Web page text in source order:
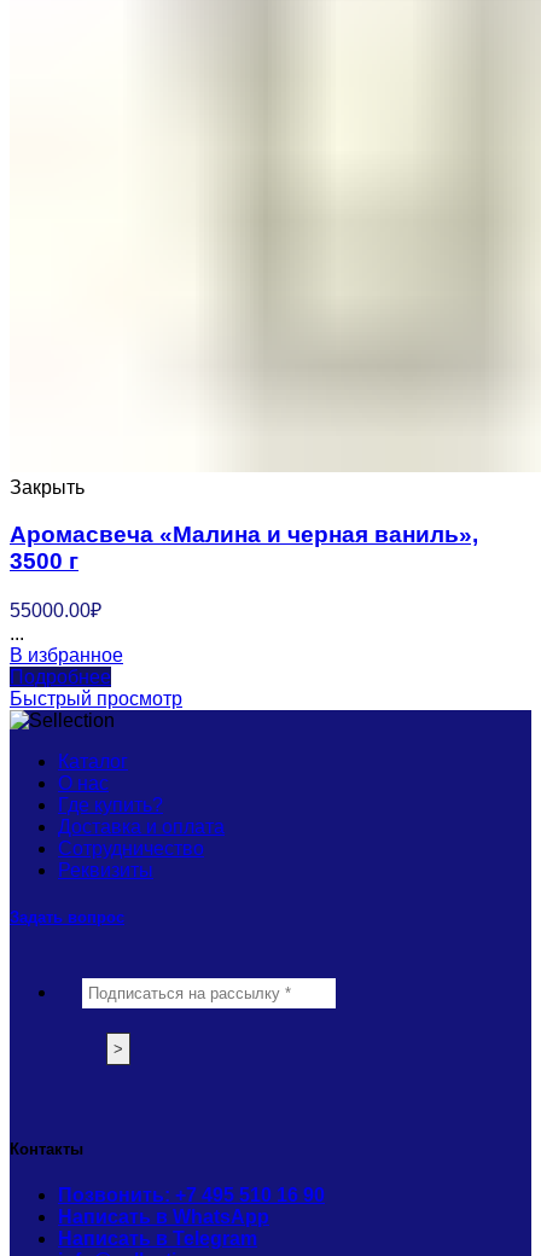
Закрыть
Аромасвеча «Малина и черная ваниль»,
3500 г
55000.00₽
...
В избранное
Подробнее
Быстрый просмотр
Каталог
О нас
Где купить?
Доставка и оплата
Сотрудничество
Реквизиты
Задать вопрос
Контакты
Позвонить: +7 495 510 16 90
Написать в WhatsApp
Написать в Telegram